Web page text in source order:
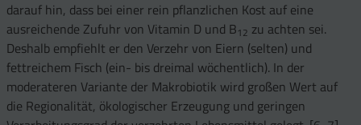
darauf hin, dass bei einer rein pflanzlichen Kost auf eine
ausreichende Zufuhr von Vitamin D und B12 zu achten sei.
Deshalb empfiehlt er den Verzehr von Eiern (selten) und
fettreichem Fisch (ein- bis dreimal wöchentlich). In der
moderateren Variante der Makrobiotik wird großen Wert auf
die Regionalität, ökologischer Erzeugung und geringen